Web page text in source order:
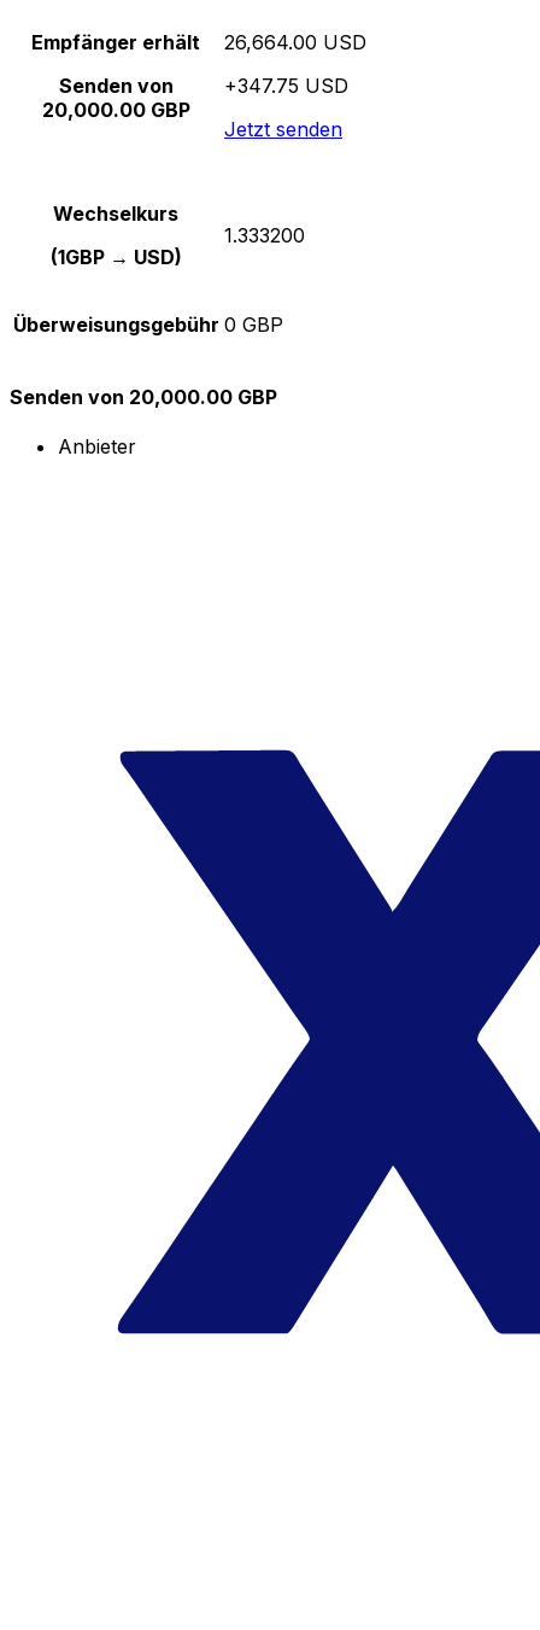
Empfänger erhält
Senden von
20,000.00 GBP
26,664.00 USD
+347.75 USD
Jetzt senden
Wechselkurs
(1GBP → USD)
1.333200
Überweisungsgebühr 0 GBP
Senden von 20,000.00 GBP
Anbieter